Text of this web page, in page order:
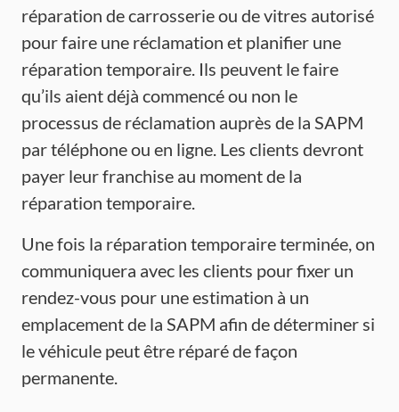
réparation de carrosserie ou de vitres autorisé
pour faire une réclamation et planifier une
réparation temporaire. Ils peuvent le faire
qu’ils aient déjà commencé ou non le
processus de réclamation auprès de la SAPM
par téléphone ou en ligne. Les clients devront
payer leur franchise au moment de la
réparation temporaire.
Une fois la réparation temporaire terminée, on
communiquera avec les clients pour fixer un
rendez-vous pour une estimation à un
emplacement de la SAPM afin de déterminer si
le véhicule peut être réparé de façon
permanente.